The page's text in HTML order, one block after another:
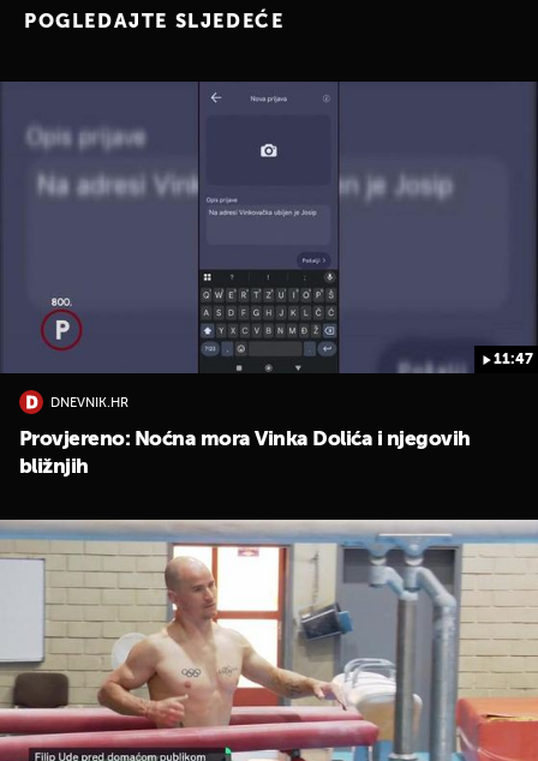
POGLEDAJTE SLJEDEĆE
11:47
DNEVNIK.HR
Provjereno: Noćna mora Vinka Dolića i njegovih
bližnjih